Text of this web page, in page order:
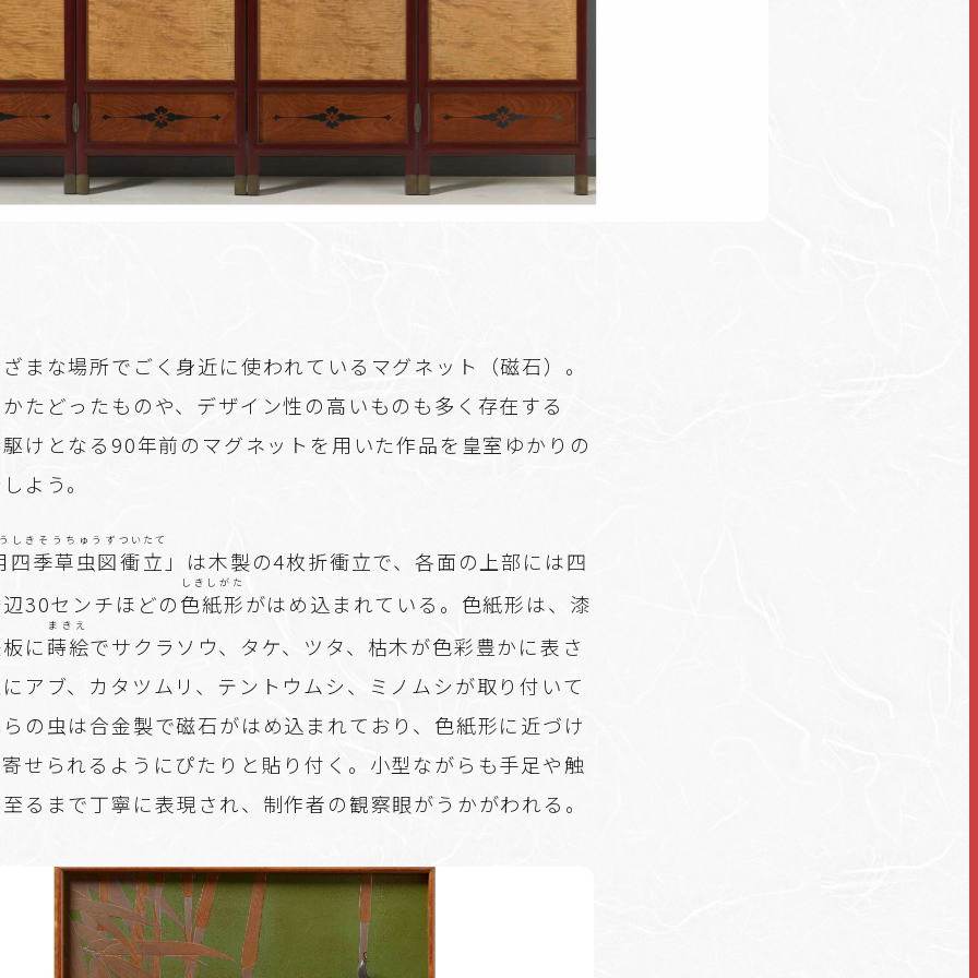
まな場所でごく身近に使われているマグネット（磁石）。
たどったものや、デザイン性の高いものも多く存在する
けとなる90年前のマグネットを用いた作品を皇室ゆかりの
よう。
四季草虫図
しきそうちゅうず
衝立
ついたて
」は木製の4枚折衝立で、各面の上部には四
30センチほどの色紙形
しきしがた
がはめ込まれている。色紙形は、漆
に蒔絵
まきえ
でサクラソウ、タケ、ツタ、枯木が色彩豊かに表さ
アブ、カタツムリ、テントウムシ、ミノムシが取り付いて
の虫は合金製で磁石がはめ込まれており、色紙形に近づけ
せられるようにぴたりと貼り付く。小型ながらも手足や触
るまで丁寧に表現され、制作者の観察眼がうかがわれる。